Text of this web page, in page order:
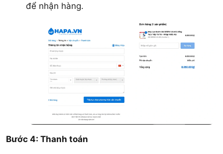
để nhận hàng.
Bước 4: Thanh toán